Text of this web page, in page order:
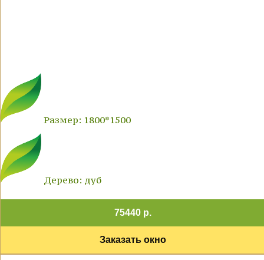
Размер: 1800*1500
Дерево: дуб
75440 р.
Заказать окно